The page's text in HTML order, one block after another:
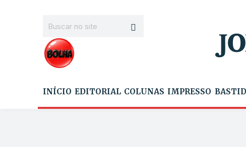
INÍCIO EDITORIAL COLUNAS IMPRESSO